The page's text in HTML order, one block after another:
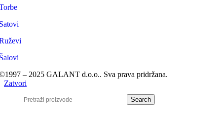
– 2025 GALANT d.o.o.. Sva prava pridržana.
Zatvori
Search